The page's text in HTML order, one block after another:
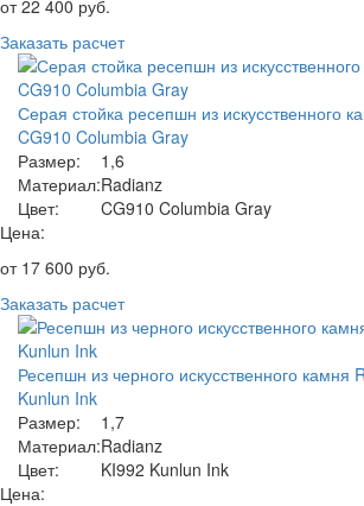
от22 400 руб.
Заказать расчет
Серая стойка ресепшн из искусственного
CG910 Columbia Gray
Размер:
1,6
Материал:Radianz
Цвет:
CG910 Columbia Gray
Цена:
от 17 600 руб.
Заказать расчет
Ресепшн из черного искусственного камня
Kunlun Ink
Размер:
1,7
Материал:Radianz
Цвет:
KI992 Kunlun Ink
Цена: